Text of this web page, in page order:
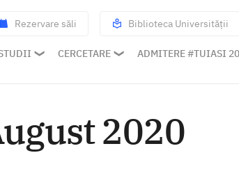
Rezervare săli Biblioteca Universității
CERCETARE ADMITERE #TUIASI
2020